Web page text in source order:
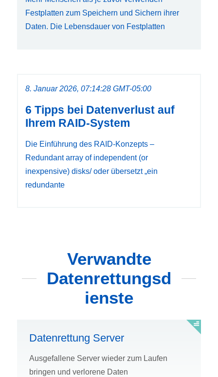
Festplatten zum Speichern und Sichern ihrer
Daten. Die Lebensdauer von Festplatten
8. Januar 2026, 07:14:28 GMT-05:00
6 Tipps bei Datenverlust auf
Ihrem RAID-System
Die Einführung des RAID-Konzepts –
Redundant array of independent (or
inexpensive) disks/ oder übersetzt „ein
redundante
Verwandte
Datenrettungsd
ienste
Datenrettung Server
Ausgefallene Server wieder zum Laufen
bringen und verlorene Daten